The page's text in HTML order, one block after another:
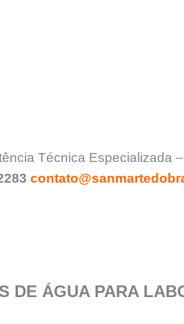
Técnica Especializada
DE ÁGUA PARA